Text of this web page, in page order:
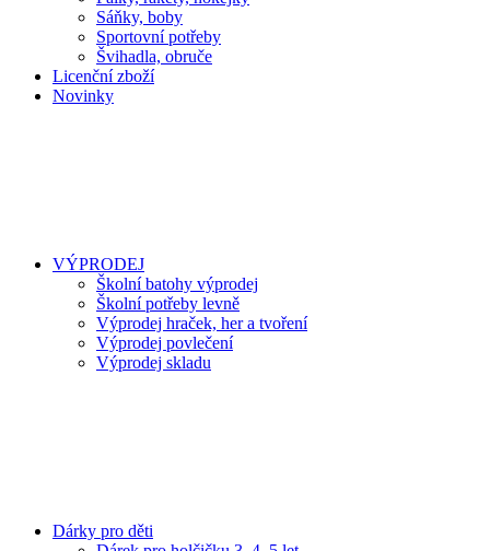
Sáňky, boby
Sportovní potřeby
Švihadla, obruče
Licenční zboží
Novinky
VÝPRODEJ
Školní batohy výprodej
Školní potřeby levně
Výprodej hraček, her a tvoření
Výprodej povlečení
Výprodej skladu
Dárky pro děti